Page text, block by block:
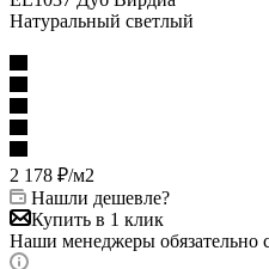
2 178 ₽/м2
Нашли дешевле?
Купить в 1 клик
Наши менеджеры обязательно